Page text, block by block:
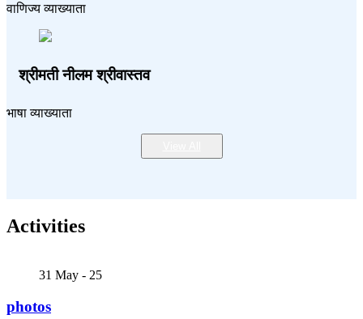
वाणिज्य व्याख्याता
श्रीमती नीलम श्रीवास्तव
भाषा व्याख्याता
Activities
31 May - 25
photos